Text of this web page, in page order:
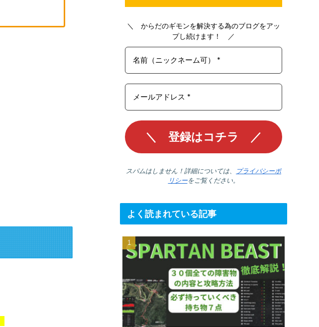
＼ からだのギモンを解決する為のブログをアッ
プし続けます！ ／
スパムはしません！詳細については、
プライバシーポ
リシーをご覧ください。
よく読まれている記事